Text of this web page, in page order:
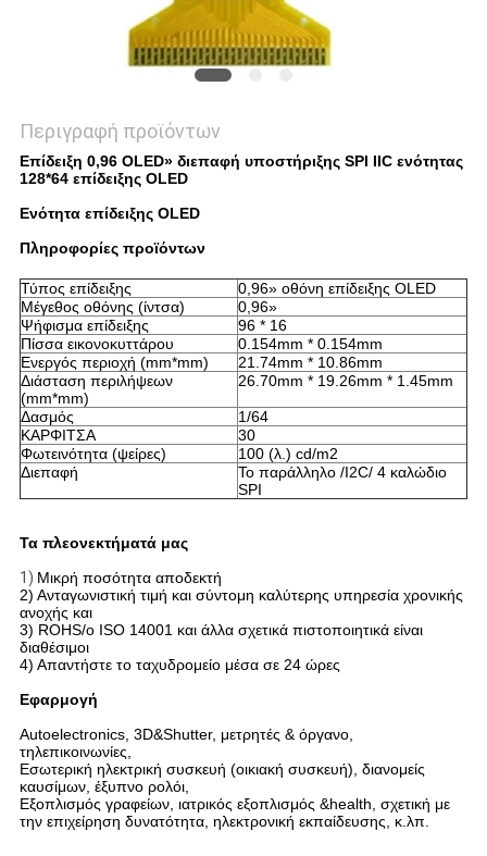
Περιγραφή προϊόντων
Επίδειξη 0,96 OLED» διεπαφή υποστήριξης SPI IIC ενότητας
128*64 επίδειξης OLED
Ενότητα επίδειξης OLED
Πληροφορίες προϊόντων
Τύπος επίδειξης
0,96» οθόνη επίδειξης OLED
Μέγεθος οθόνης (ίντσα)
0,96»
Ψήφισμα επίδειξης
96 * 16
Πίσσα εικονοκυττάρου
0.154mm * 0.154mm
Ενεργός περιοχή (mm*mm)
21.74mm * 10.86mm
Διάσταση περιλήψεων
(mm*mm)
26.70mm * 19.26mm * 1.45mm
Δασμός
1/64
ΚΑΡΦΙΤΣΑ
30
Φωτεινότητα (ψείρες)
100 (λ.) cd/m2
Διεπαφή
Το παράλληλο /I2C/ 4 καλώδιο
SPI
Τα πλεονεκτήματά μας
1) Μικρή ποσότητα αποδεκτή
2) Ανταγωνιστική τιμή και σύντομη καλύτερης υπηρεσία χρονικής
ανοχής και
3) ROHS/ο ISO 14001 και άλλα σχετικά πιστοποιητικά είναι
διαθέσιμοι
4) Απαντήστε το ταχυδρομείο μέσα σε 24 ώρες
Εφαρμογή
Autoelectronics, 3D&Shutter, μετρητές & όργανο,
τηλεπικοινωνίες,
Εσωτερική ηλεκτρική συσκευή (οικιακή συσκευή), διανομείς
καυσίμων, έξυπνο ρολόι,
Εξοπλισμός γραφείων, ιατρικός εξοπλισμός &health, σχετική με
την επιχείρηση δυνατότητα, ηλεκτρονική εκπαίδευσης, κ.λπ.